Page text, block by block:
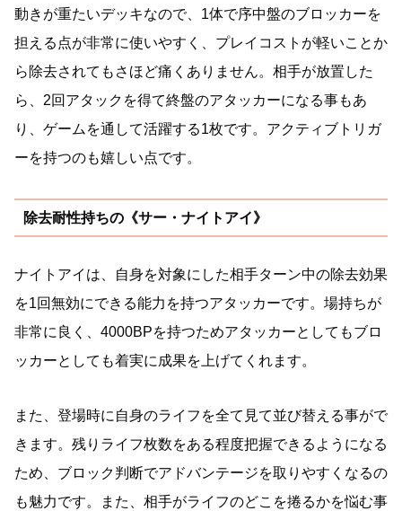
動きが重たいデッキなので、1体で序中盤のブロッカーを
担える点が非常に使いやすく、プレイコストが軽いことか
ら除去されてもさほど痛くありません。相手が放置した
ら、2回アタックを得て終盤のアタッカーになる事もあ
り、ゲームを通して活躍する1枚です。アクティブトリガ
ーを持つのも嬉しい点です。
除去耐性持ちの《サー・ナイトアイ》
ナイトアイは、自身を対象にした相手ターン中の除去効果
を1回無効にできる能力を持つアタッカーです。場持ちが
非常に良く、4000BPを持つためアタッカーとしてもブロ
ッカーとしても着実に成果を上げてくれます。
また、登場時に自身のライフを全て見て並び替える事がで
きます。残りライフ枚数をある程度把握できるようになる
ため、ブロック判断でアドバンテージを取りやすくなるの
も魅力です。また、相手がライフのどこを捲るかを悩む事